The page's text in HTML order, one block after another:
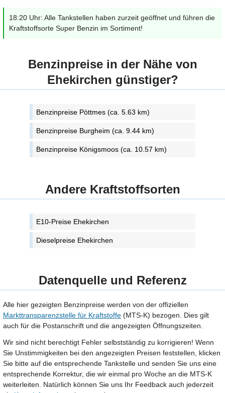
18:20 Uhr: Alle Tankstellen haben zurzeit geöffnet und führen die
Kraftstoffsorte Super Benzin im Sortiment!
Benzinpreise in der Nähe von
Ehekirchen günstiger?
Benzinpreise Pöttmes (ca. 5.63 km)
Benzinpreise Burgheim (ca. 9.44 km)
Benzinpreise Königsmoos (ca. 10.57 km)
Andere Kraftstoffsorten
E10-Preise Ehekirchen
Dieselpreise Ehekirchen
Datenquelle und Referenz
Alle hier gezeigten Benzinpreise werden von der offiziellen
Markttransparenzstelle für Kraftstoffe (MTS-K) bezogen. Dies gilt
auch für die Postanschrift und die angezeigten Öffnungszeiten.
Wir sind nicht berechtigt Fehler selbstständig zu korrigieren! Wenn
Sie Unstimmigkeiten bei den angezeigten Preisen feststellen, klicken
Sie bitte auf die entsprechende Tankstelle und senden Sie uns eine
entsprechende Korrektur, die wir einmal pro Woche an die MTS-K
weiterleiten. Natürlich können Sie uns Ihr Feedback auch jederzeit